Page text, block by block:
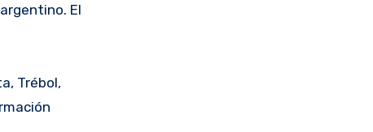
El
Trébol,